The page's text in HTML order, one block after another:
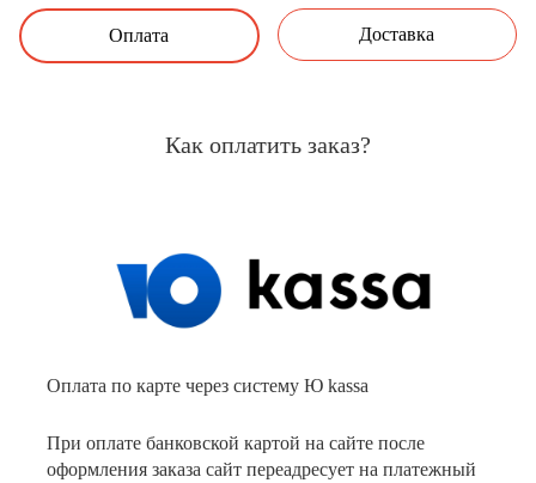
Оплата Доставка
Как оплатить заказ?
Оплата по карте через систему Ю kassa
При оплате банковской картой на сайте после
оформления заказа сайт переадресует на платежный